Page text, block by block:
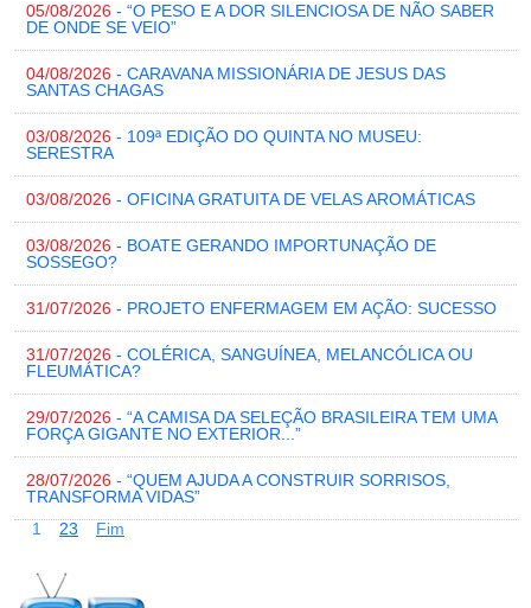
05/08/2026 - “O PESO E A DOR SILENCIOSA DE NÃO SABER
DE ONDE SE VEIO”
04/08/2026 - CARAVANA MISSIONÁRIA DE JESUS DAS
SANTAS CHAGAS
03/08/2026 - 109ª EDIÇÃO DO QUINTA NO MUSEU:
SERESTRA
03/08/2026 - OFICINA GRATUITA DE VELAS AROMÁTICAS
03/08/2026 - BOATE GERANDO IMPORTUNAÇÃO DE
SOSSEGO?
31/07/2026 - PROJETO ENFERMAGEM EM AÇÃO: SUCESSO
31/07/2026 - COLÉRICA, SANGUÍNEA, MELANCÓLICA OU
FLEUMÁTICA?
29/07/2026 - “A CAMISA DA SELEÇÃO BRASILEIRA TEM UMA
FORÇA GIGANTE NO EXTERIOR...”
28/07/2026 - “QUEM AJUDA A CONSTRUIR SORRISOS,
TRANSFORMA VIDAS”
1
23 Fim